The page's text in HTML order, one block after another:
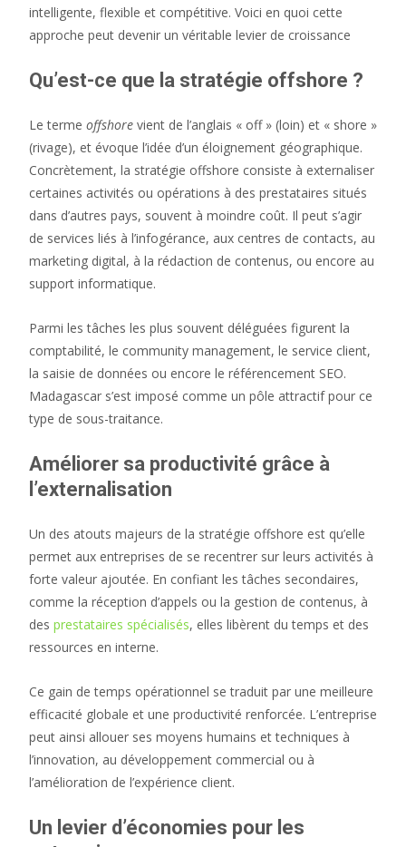
intelligente, flexible et compétitive. Voici en quoi cette
approche peut devenir un véritable levier de croissance
Qu’est-ce que la stratégie offshore ?
Le terme offshore vient de l’anglais « off » (loin) et « shore »
(rivage), et évoque l’idée d’un éloignement géographique.
Concrètement, la stratégie offshore consiste à externaliser
certaines activités ou opérations à des prestataires situés
dans d’autres pays, souvent à moindre coût. Il peut s’agir
de services liés à l’infogérance, aux centres de contacts, au
marketing digital, à la rédaction de contenus, ou encore au
support informatique.
Parmi les tâches les plus souvent déléguées figurent la
comptabilité, le community management, le service client,
la saisie de données ou encore le référencement SEO.
Madagascar s’est imposé comme un pôle attractif pour ce
type de sous-traitance.
Améliorer sa productivité grâce à
l’externalisation
Un des atouts majeurs de la stratégie offshore est qu’elle
permet aux entreprises de se recentrer sur leurs activités à
forte valeur ajoutée. En confiant les tâches secondaires,
comme la réception d’appels ou la gestion de contenus, à
des prestataires spécialisés, elles libèrent du temps et des
ressources en interne.
Ce gain de temps opérationnel se traduit par une meilleure
efficacité globale et une productivité renforcée. L’entreprise
peut ainsi allouer ses moyens humains et techniques à
l’innovation, au développement commercial ou à
l’amélioration de l’expérience client.
Un levier d’économies pour les